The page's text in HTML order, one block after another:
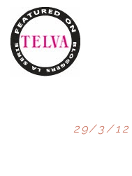
29/3/12